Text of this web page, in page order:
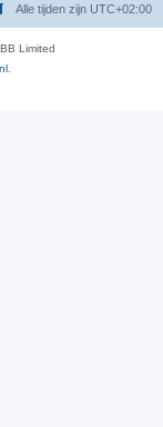
Alle tijden zijn UTC+02:00
Limited